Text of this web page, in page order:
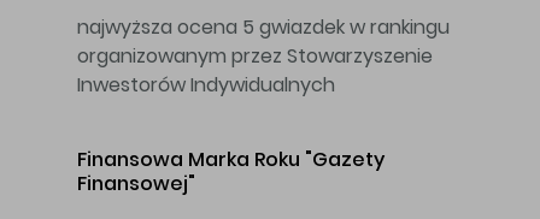
najwyższa ocena 5 gwiazdek w rankingu
organizowanym przez Stowarzyszenie
Inwestorów Indywidualnych
Finansowa Marka Roku "Gazety
Finansowej"